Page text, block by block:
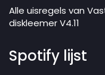
Alle uisregels van
diskleemer V4.11
Spotify lijst